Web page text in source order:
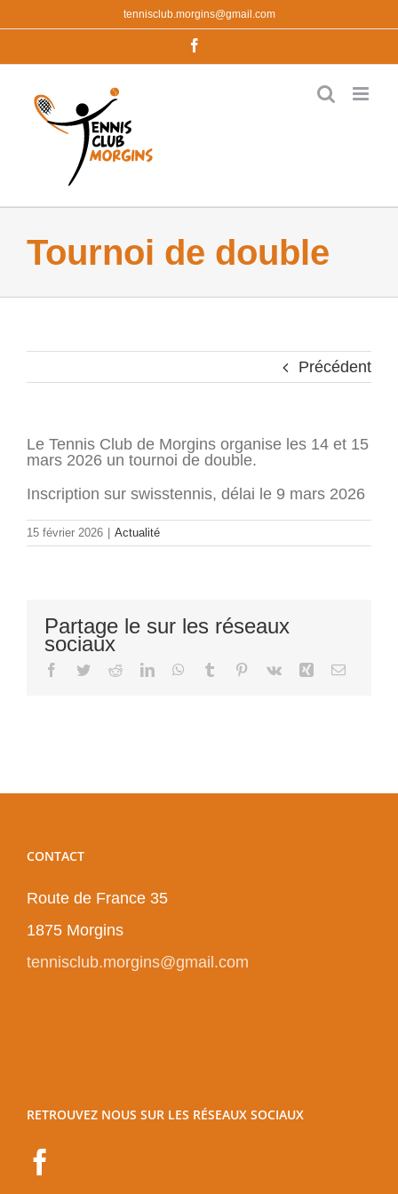
tennisclub.morgins@gmail.com
Tournoi de double
Précédent
Le Tennis Club de Morgins organise les 14 et 15
mars 2026 un tournoi de double.
Inscription sur swisstennis, délai le 9 mars 2026
15 février 2026 Actualité
Partage le sur les réseaux
sociaux
Facebook
TwitterRedditLinkedInWhatsApp
Tumblr Pinterest
Vk Xing Email
CONTACT
Route de France 35
1875 Morgins
tennisclub.morgins@gmail.com
RETROUVEZ NOUS SUR LES RÉSEAUX SOCIAUX